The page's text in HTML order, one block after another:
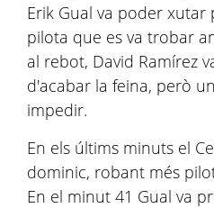
Erik Gual va poder xutar
pilota que es va trobar
al rebot, David Ramírez
d'acabar la feina, però
impedir.
En els últims minuts el
dominic, robant més
En el minut 41 Gual va